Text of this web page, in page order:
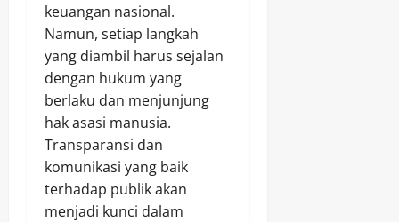
keuangan nasional.
Namun, setiap langkah
yang diambil harus sejalan
dengan hukum yang
berlaku dan menjunjung
hak asasi manusia.
Transparansi dan
komunikasi yang baik
terhadap publik akan
menjadi kunci dalam